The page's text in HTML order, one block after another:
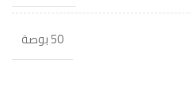
50 بوصة